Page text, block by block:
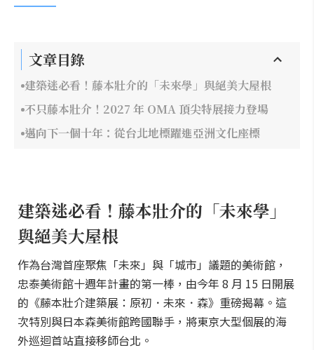
文章目錄
建築迷必看！藤本壯介的「未來學」與絕美大屋根
不只藤本壯介！2027 年 OMA 頂尖特展接力登場
邁向下一個十年：從台北地標躍進亞洲文化座標
建築迷必看！藤本壯介的「未來學」
與絕美大屋根
作為台灣首座聚焦「未來」與「城市」議題的美術館，
忠泰美術館十週年計畫的第一棒，由今年 8 月 15 日開展
的《藤本壯介建築展：原初．未來．森》重磅揭幕。這
次特別與日本森美術館跨國聯手，將東京大型個展的海
外巡迴首站直接移師台北。